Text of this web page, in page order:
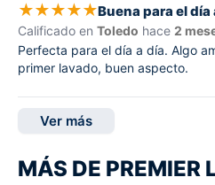
★★★★★Buena para el
Calificado en Toledo hace 2
Perfecta para el día a día. Algo
primer lavado, buen aspecto.
Ver más
MÁS DE PREMIER